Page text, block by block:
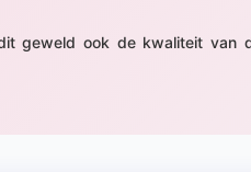
geweld ook de kwaliteit